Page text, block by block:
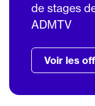
de stages
ADMTV
Voir les